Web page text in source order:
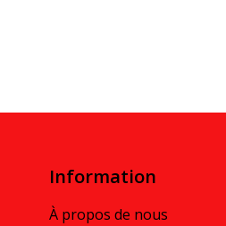
Information
À propos de nous